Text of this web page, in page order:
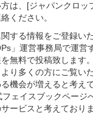
は、[ジャパンクロッ
ください。
する情報をご登録い
」運営事務局で運営
無料で投稿致します
り多くの方にご覧い
機会が増えると考え
フェイスブックページ
ービスと考えており